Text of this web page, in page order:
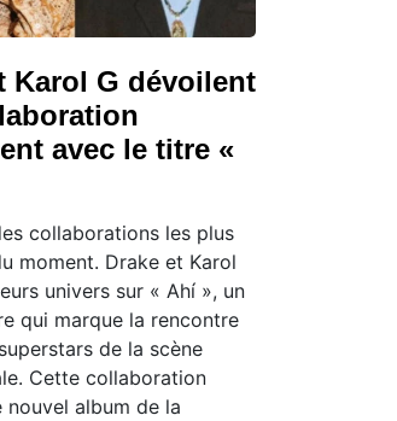
Karol G dévoilent
avec le titre «
collaborations les plus
moment. Drake et Karol
univers sur « Ahí », un
qui marque la rencontre
de la scène
Cette collaboration
nouvel album de la